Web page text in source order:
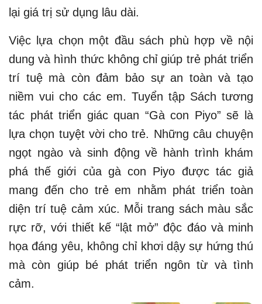
lại giá trị sử dụng lâu dài.
Việc lựa chọn một đầu sách phù hợp về nội
dung và hình thức không chỉ giúp trẻ phát triển
trí tuệ mà còn đảm bảo sự an toàn và tạo
niềm vui cho các em. Tuyển tập Sách tương
tác phát triển giác quan “Gà con Piyo” sẽ là
lựa chọn tuyệt vời cho trẻ. Những câu chuyện
ngọt ngào và sinh động về hành trình khám
phá thế giới của gà con Piyo được tác giả
mang đến cho trẻ em nhằm phát triển toàn
diện trí tuệ cảm xúc. Mỗi trang sách màu sắc
rực rỡ, với thiết kế “lật mở” độc đáo và minh
họa đáng yêu, không chỉ khơi dậy sự hứng thú
mà còn giúp bé phát triển ngôn từ và tình
cảm.